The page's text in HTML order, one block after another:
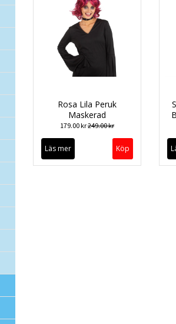
Rosa Lila Peruk
Maskerad
179.00 kr249.00 kr
Läs mer